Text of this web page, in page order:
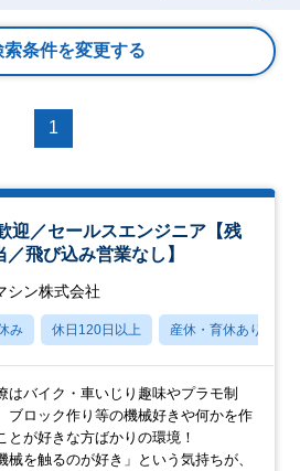
索条件を変更する
1
迎／セールスエンジニア【残
飛び込み営業なし】
シン株式会社
み 休日120日以上 産休・育休あり
はバイク・車いじり趣味やプラモ制
ブロック作り等の機械好きや何かを作
とが好きな方ばかりの環境！
械を触るのが好き」という気持ちが、